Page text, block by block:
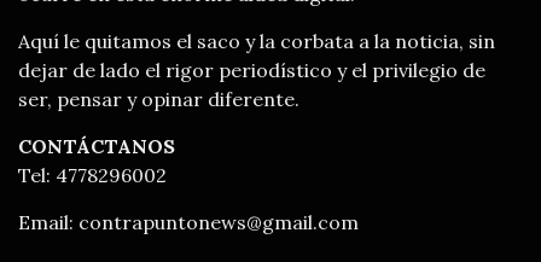
Aquí le quitamos el saco y la corbata a la noticia, sin
dejar de lado el rigor periodístico y el privilegio de
ser, pensar y opinar diferente.
CONTÁCTANOS
Tel: 4778296002
Email: contrapuntonews@gmail.com